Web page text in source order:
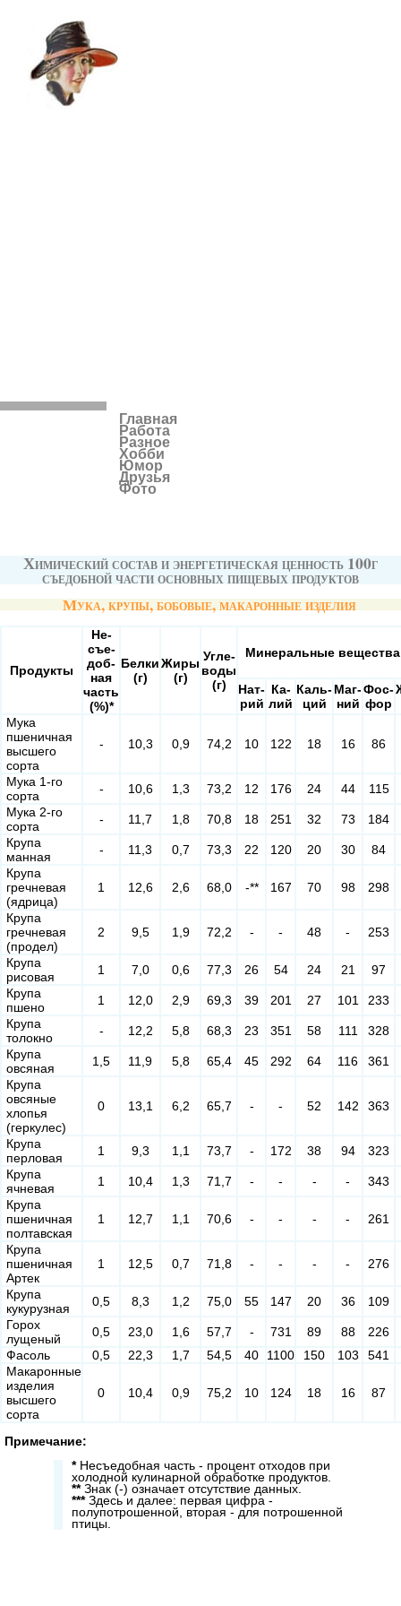
Главная
Работа
Разное
Хобби
Юмор
Друзья
Фото
Химический состав и энергетическая ценность 100г
съедобной части основных пищевых продуктов
Мука, крупы, бобовые, макаронные изделия
Продукты
Не-
съе-
доб-
ная
часть
(%)*
Белки
(г)
Жиры
(г)
Угле-
воды
(г)
Минеральные вещества
Нат-
рий
Ка-
лий
Каль-
ций
Маг-
ний
Фос-
фор
Мука
пшеничная
высшего
сорта
- 10,3 0,9 74,2 10 122 18 16 86
Мука 1-го
сорта
- 10,6 1,3 73,2 12 176 24 44
115
Мука 2-го
сорта
- 11,7 1,8 70,8 18 251 32 73
184
Крупа
манная
- 11,3 0,7 73,3 22 120 20 30
84
Крупа
гречневая
(ядрица)
1 12,6 2,6 68,0 -** 167 70 98 298
Крупа
гречневая
(продел)
2 9,5 1,9 72,2 - - 48 - 253
Крупа
рисовая
1 7,0 0,6 77,3 26 54 24 21
97
Крупа
пшено
1 12,0 2,9 69,3 39 201 27 101
233
Крупа
толокно
- 12,2 5,8 68,3 23 351 58 111
328
Крупа
овсяная
1,5 11,9 5,8 65,4 45 292 64 116
361
Крупа
овсяные
хлопья
(геркулес)
0 13,1 6,2 65,7 - - 52 142 363
Крупа
перловая
1 9,3 1,1 73,7 - 172 38 94
323
Крупа
ячневая
1 10,4 1,3 71,7 - - - -
343
Крупа
пшеничная
полтавская
1 12,7 1,1 70,6 - - - - 261
Крупа
пшеничная
Артек
1 12,5 0,7 71,8 - - - - 276
Крупа
кукурузная
0,5 8,3 1,2 75,0 55 147 20 36
109
Горох
лущеный
0,5 23,0 1,6 57,7 - 731 89 88
226
Фасоль
0,5 22,3 1,7 54,5 40 1100 150 103
541
Макаронные
изделия
высшего
сорта
0 10,4 0,9 75,2 10 124 18 16 87
Примечание:
*Несъедобная часть - процент отходов при
холодной кулинарной обработке продуктов.
**Знак (-) означает отсутствие данных.
***Здесь и далее: первая цифра -
полупотрошенной, вторая - для потрошенной
птицы.